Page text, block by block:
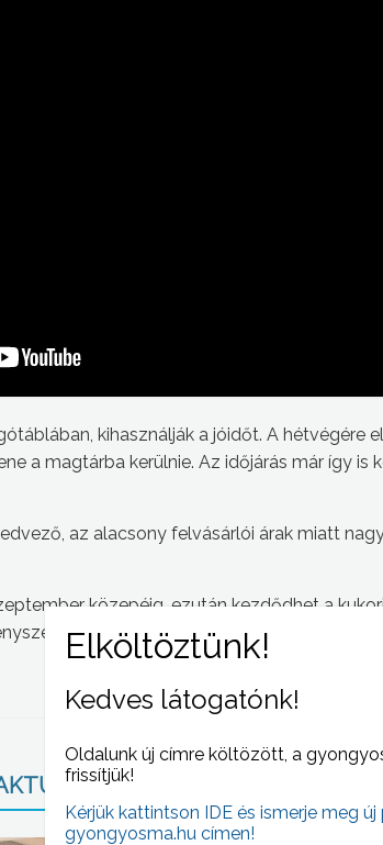
kihasználják a jóidőt. A hétvégére
a magtárba kerülnie. Az időjárás már így is
az alacsony felvásárlói árak miatt
közepéig, ezután kezdődhet a
tüneteket mutatnak a csövek –
NAPI HÍREI
Kedves látogatónk!
Oldalunk új címre költözött, a
frissítjük!
Kérjük kattintson IDE és ismerje meg
gyongyosma.hu címen!